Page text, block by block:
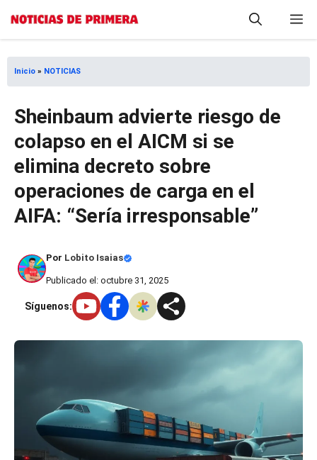
Saltar
contenido
Inicio » NOTICIAS
Sheinbaum advierte riesgo de
colapso en el AICM si se
elimina decreto sobre
operaciones de carga en el
AIFA: “Sería irresponsable”
Por Lobito Isaias
Publicado el: octubre 31, 2025
Síguenos: